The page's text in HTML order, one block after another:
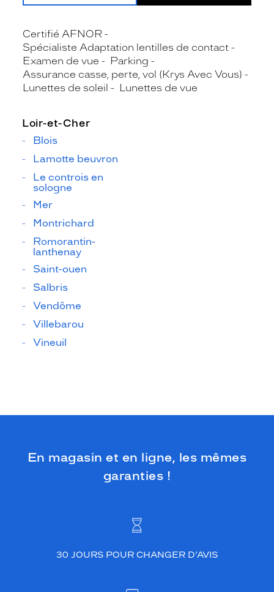
Certifié AFNOR
Spécialiste Adaptation lentilles de contact
Examen de vue
Parking
Assurance casse, perte, vol (Krys Avec Vous)
Lunettes de soleil
Lunettes de vue
Loir-et-Cher
Blois
Lamotte beuvron
Le controis en
sologne
Mer
Montrichard
Romorantin-
lanthenay
Saint-ouen
Salbris
Vendôme
Villebarou
Vineuil
En magasin et en ligne, les mêmes
garanties !
30 JOURS POUR CHANGER D’AVIS